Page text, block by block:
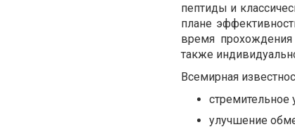
пептиды и
плане
время прохождения
также
Всемирная
улучшение